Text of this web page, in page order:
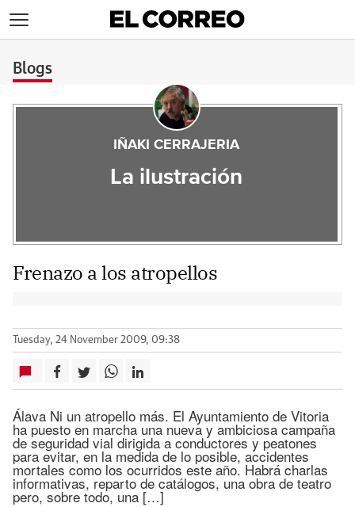
Blogs
IÑAKI CERRAJERIA
La ilustración
Frenazo a los atropellos
Tuesday, 24 November 2009, 09:38
Álava Ni un atropello más. El Ayuntamiento de Vitoria
ha puesto en marcha una nueva y ambiciosa campaña
de seguridad vial dirigida a conductores y peatones
para evitar, en la medida de lo posible, accidentes
mortales como los ocurridos este año. Habrá charlas
informativas, reparto de catálogos, una obra de teatro
pero, sobre todo, una […]